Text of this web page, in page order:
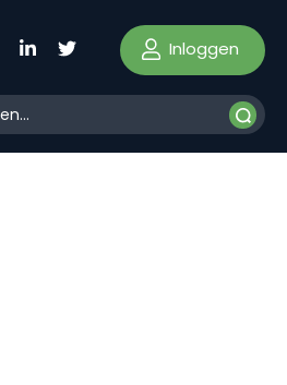
Inloggen